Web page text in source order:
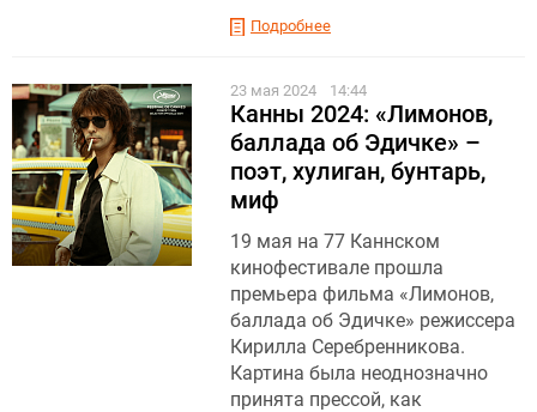
Подробнее
23 мая 2024 14:44
Канны 2024: «Лимонов,
баллада об Эдичке» –
поэт, хулиган, бунтарь,
миф
19 мая на 77 Каннском
кинофестивале прошла
премьера фильма «Лимонов,
баллада об Эдичке» режиссера
Кирилла Серебренникова.
Картина была неоднозначно
принята прессой, как